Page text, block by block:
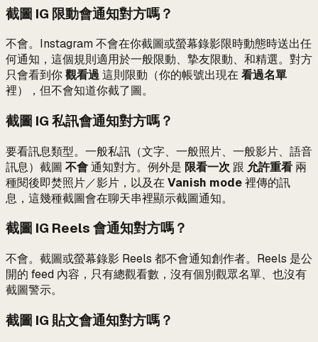
截圖 IG 限動會通知對方嗎？
不會。Instagram 不會在你截圖或螢幕錄影限時動態時送出任
何通知，這個規則適用於一般限動、摯友限動、和精選。對方
只會看到你觀看過這則限動（你的帳號出現在看過名單
裡），但不會知道你截了圖。
截圖 IG 私訊會通知對方嗎？
要看訊息類型。一般私訊（文字、一般照片、一般影片、語音
訊息）截圖 不會通知對方。例外是 限看一次 跟 允許重看 兩
種閱後即焚照片／影片，以及在 Vanish mode裡傳的訊
息，這幾種截圖會在聊天串裡顯示截圖通知。
截圖 IG Reels 會通知對方嗎？
不會。截圖或螢幕錄影 Reels 都不會通知創作者。Reels 是公
開的 feed 內容，只有總觀看數，沒有個別觀眾名單、也沒有
截圖警示。
截圖 IG 貼文會通知對方嗎？